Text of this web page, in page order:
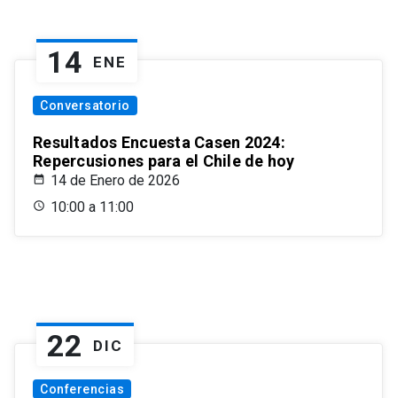
14 ENE
Conversatorio
Resultados Encuesta Casen 2024:
Repercusiones para el Chile de hoy
14 de Enero de 2026
10:00 a 11:00
22 DIC
Conferencias